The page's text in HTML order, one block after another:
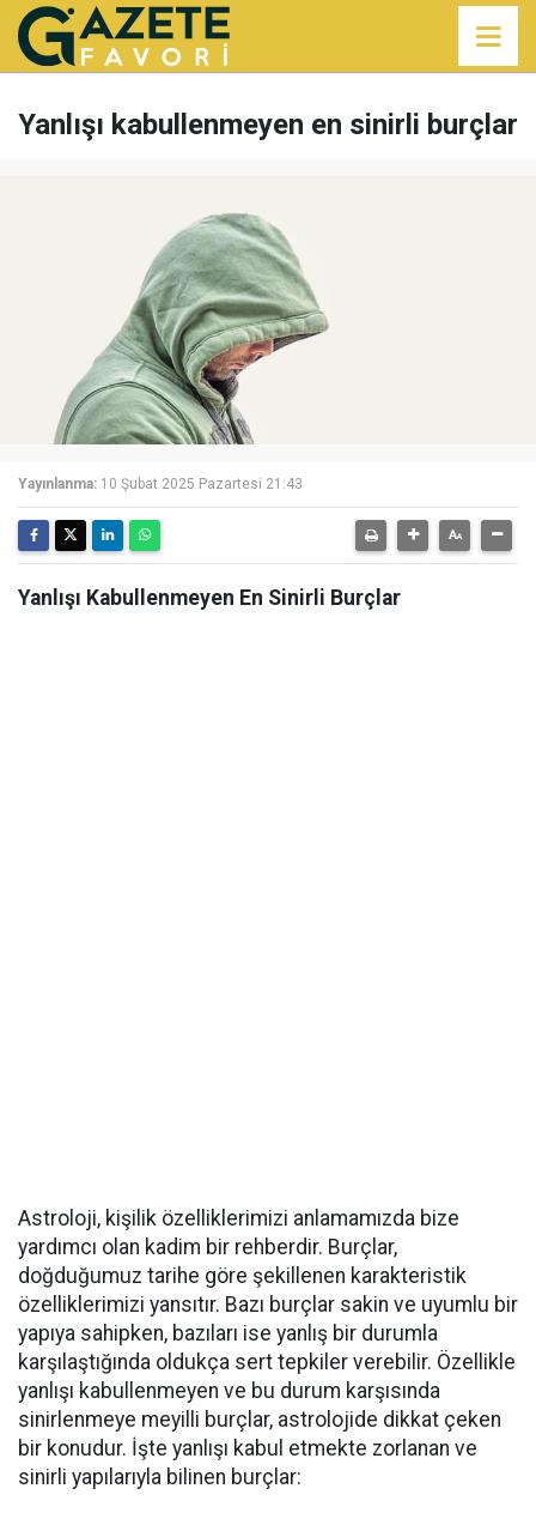
Yanlışı kabullenmeyen en sinirli burçlar
Yayınlanma: 10 Şubat 2025 Pazartesi 21:43
Yanlışı Kabullenmeyen En Sinirli Burçlar
Astroloji, kişilik özelliklerimizi anlamamızda bize
yardımcı olan kadim bir rehberdir. Burçlar,
doğduğumuz tarihe göre şekillenen karakteristik
özelliklerimizi yansıtır. Bazı burçlar sakin ve uyumlu bir
yapıya sahipken, bazıları ise yanlış bir durumla
karşılaştığında oldukça sert tepkiler verebilir. Özellikle
yanlışı kabullenmeyen ve bu durum karşısında
sinirlenmeye meyilli burçlar, astrolojide dikkat çeken
bir konudur. İşte yanlışı kabul etmekte zorlanan ve
sinirli yapılarıyla bilinen burçlar: